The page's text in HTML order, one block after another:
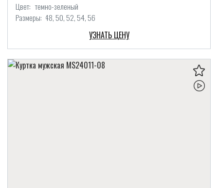
Цвет: темно-зеленый
Размеры: 48 50 52 54 56
УЗНАТЬ ЦЕНУ